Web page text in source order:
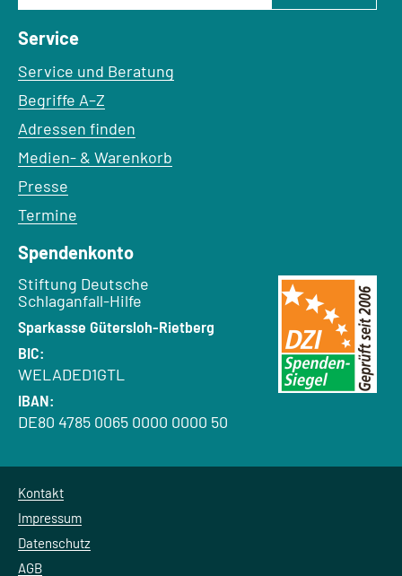
Service
Service und Beratung
Begriffe A–Z
Adressen finden
Medien- & Warenkorb
Presse
Termine
Spendenkonto
Empfänger:
Stiftung Deutsche
Schlaganfall-Hilfe
Bank:
Sparkasse Gütersloh-Rietberg
BIC:
WELADED1GTL
IBAN:
DE80 4785 0065 0000 0000 50
Kontakt
Impressum
Datenschutz
AGB